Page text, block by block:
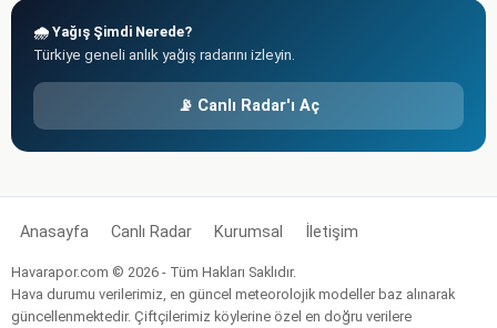
🌧️ Yağış Şimdi Nerede?
Türkiye geneli anlık yağış radarını izleyin.
📡 Canlı Radar'ı Aç
Anasayfa Canlı Radar Kurumsal İletişim
Havarapor.com © 2026 - Tüm Hakları Saklıdır.
Hava durumu verilerimiz, en güncel meteorolojik modeller baz alınarak
güncellenmektedir. Çiftçilerimiz köylerine özel en doğru verilere